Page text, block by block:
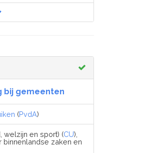
bij gemeenten
(PvdA)
welzijn en sport) (CU),
binnenlandse zaken en